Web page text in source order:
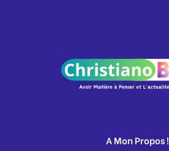
A Mon Propos !